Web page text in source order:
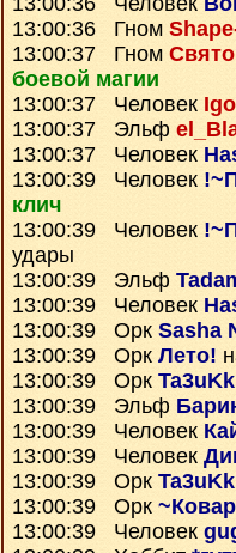
13:00:36 Гном
13:00:37 Гном
боевой магии
13:00:37 Человек
13:00:37 Эльф
13:00:37 Человек
13:00:39 Человек
клич
13:00:39 Человек
удары
13:00:39 Эльф
13:00:39 Человек
13:00:39 Орк Sasha
13:00:39 Орк Лето!
13:00:39 Орк
13:00:39 Эльф
13:00:39 Человек
13:00:39 Человек
13:00:39 Орк
13:00:39 Орк
13:00:39 Человек